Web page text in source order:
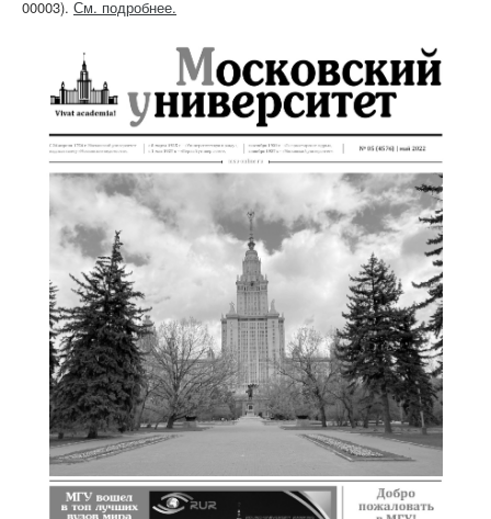
00003). См. подробнее.